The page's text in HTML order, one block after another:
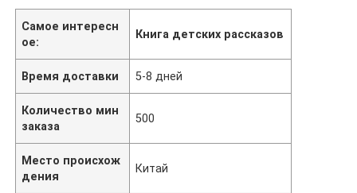
Самое интересн
ое:
Книга детских рассказов
Время доставки 5-8 дней
Количество мин
заказа
500
Место происхож
дения
Китай